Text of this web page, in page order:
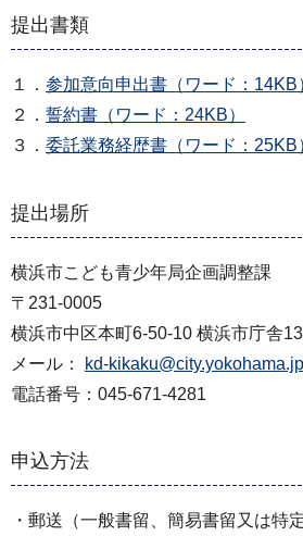
提出書類
１． 参加意向申出書（ワード：14KB
２． 誓約書（ワード：24KB）
３． 委託業務経歴書（ワード：25KB
提出場所
横浜市こども青少年局企画調整課
〒231-0005
横浜市中区本町6-50-10 横浜市庁舎
メール：
kd-kikaku@city.yokohama.jp
電話番号：045-671-4281
申込方法
・郵送（一般書留、簡易書留又は特